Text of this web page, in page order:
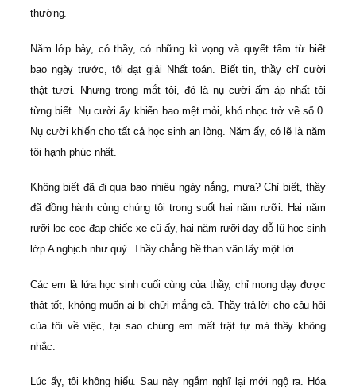
thường.
Năm lớp bảy, có thầy, có những kì vọng và quyết tâm từ biết
bao ngày trước, tôi đạt giải Nhất toán. Biết tin, thầy chỉ cười
thật tươi. Nhưng trong mắt tôi, đó là nụ cười ấm áp nhất tôi
từng biết. Nụ cười ấy khiến bao mệt mỏi, khó nhọc trở về số 0.
Nụ cười khiến cho tất cả học sinh an lòng. Năm ấy, có lẽ là năm
tôi hạnh phúc nhất.
Không biết đã đi qua bao nhiêu ngày nắng, mưa? Chỉ biết, thầy
đã đồng hành cùng chúng tôi trong suốt hai năm rưỡi. Hai năm
rưỡi lọc cọc đạp chiếc xe cũ ấy, hai năm rưỡi dạy dỗ lũ học sinh
lớp A nghịch như quỷ. Thầy chẳng hề than vãn lấy một lời.
Các em là lứa học sinh cuối cùng của thầy, chỉ mong dạy được
thật tốt, không muốn ai bị chửi mắng cả. Thầy trả lời cho câu hỏi
của tôi về việc, tại sao chúng em mất trật tự mà thầy không
nhắc.
Lúc ấy, tôi không hiểu. Sau này ngẫm nghĩ lại mới ngộ ra. Hóa